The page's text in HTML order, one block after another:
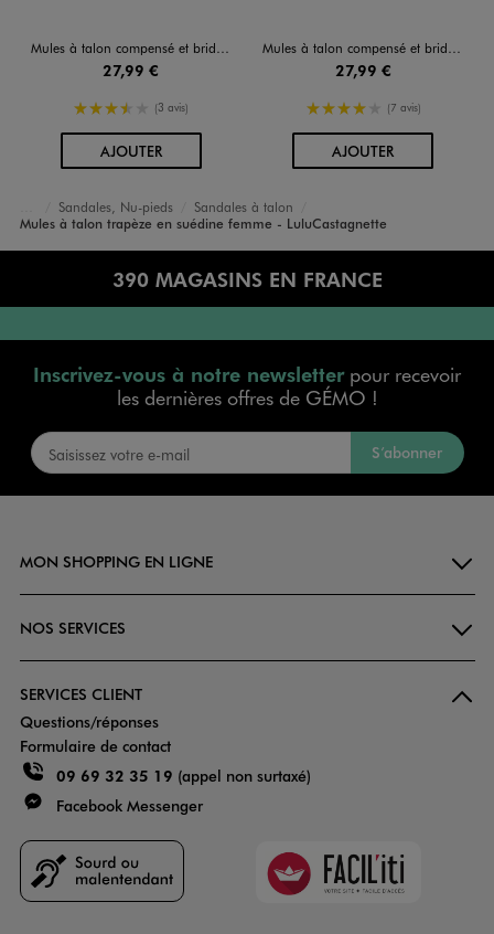
Mules à talon compensé et brides entrelacées femme - LuluCastagnette
27,99 €
3.5/5 de moyenne
(3 avis)
AJOUTERAU PANIER
Mules à talon compensé et brides entrelacées femme - LuluCastagnette
27,99 €
4/5 de moyenne
(7 avis)
AJOUTERAU PANIER
Accueil
Femme
Chaussures
Sandales, Nu-pieds
Sandales à talon
Mules à talon trapèze en suédine femme - LuluCastagnette
390 MAGASINS EN FRANCE
Inscrivez-vous à notre newsletterpour recevoir
les dernières offres de GÉMO !
S’abonner
MON SHOPPING EN LIGNE
NOS SERVICES
SERVICES CLIENT
Questions/réponses
Formulaire de contact
09 69 32 35 19 (appel non surtaxé)
Facebook Messenger
Faciliti